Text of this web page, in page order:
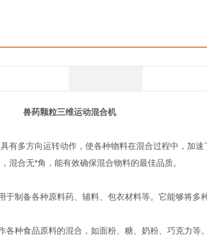
兽药颗粒三维运动混合机
多方向运转动作，使各种物料在混合过程中，加速
混合无*角，能有效确保混合物料的最佳品质。
制备各种原料药、辅料、包衣材料等。它能够将多
种食品原料的混合，如面粉、糖、奶粉、巧克力等